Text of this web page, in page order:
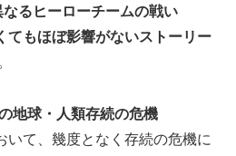
なるヒーローチームの戦い
てもほぼ影響がないストーリー
地球・人類存続の危機
いて、幾度となく存続の危機に